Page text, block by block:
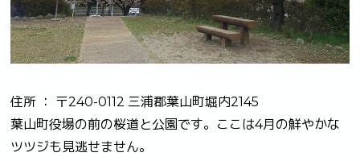
住所 ： 〒240-0112 三浦郡葉山町堀内2145
葉山町役場の前の桜道と公園です。ここは4月の鮮やかな
ツツジも見逃せません。